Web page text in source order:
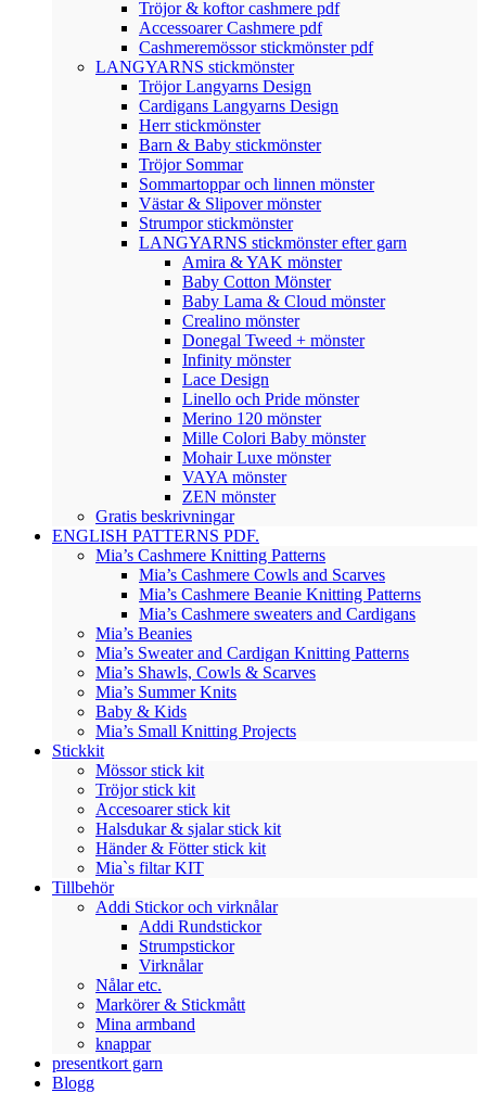
Tröjor & koftor cashmere pdf
Accessoarer Cashmere pdf
Cashmeremössor stickmönster pdf
LANGYARNS stickmönster
Tröjor Langyarns Design
Cardigans Langyarns Design
Herr stickmönster
Barn & Baby stickmönster
Tröjor Sommar
Sommartoppar och linnen mönster
Västar & Slipover mönster
Strumpor stickmönster
LANGYARNS stickmönster efter garn
Amira & YAK mönster
Baby Cotton Mönster
Baby Lama & Cloud mönster
Crealino mönster
Donegal Tweed + mönster
Infinity mönster
Lace Design
Linello och Pride mönster
Merino 120 mönster
Mille Colori Baby mönster
Mohair Luxe mönster
VAYA mönster
ZEN mönster
Gratis beskrivningar
ENGLISH PATTERNS PDF.
Mia’s Cashmere Knitting Patterns
Mia’s Cashmere Cowls and Scarves
Mia’s Cashmere Beanie Knitting Patterns
Mia’s Cashmere sweaters and Cardigans
Mia’s Beanies
Mia’s Sweater and Cardigan Knitting Patterns
Mia’s Shawls, Cowls & Scarves
Mia’s Summer Knits
Baby & Kids
Mia’s Small Knitting Projects
Stickkit
Mössor stick kit
Tröjor stick kit
Accesoarer stick kit
Halsdukar & sjalar stick kit
Händer & Fötter stick kit
Mia`s filtar KIT
Tillbehör
Addi Stickor och virknålar
Addi Rundstickor
Strumpstickor
Virknålar
Nålar etc.
Markörer & Stickmått
Mina armband
knappar
presentkort garn
Blogg